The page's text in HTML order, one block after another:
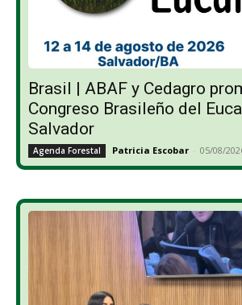
Brasil | ABAF y Cedagro
Congreso Brasileño del
Salvador
Agenda Forestal Patricia Escobar - 05/08/